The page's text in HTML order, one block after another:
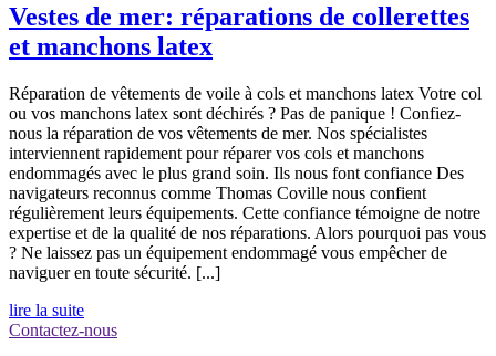
Vestes de mer: réparations de collerettes
et manchons latex
Réparation de vêtements de voile à cols et manchons latex Votre col
ou vos manchons latex sont déchirés ? Pas de panique ! Confiez-
nous la réparation de vos vêtements de mer. Nos spécialistes
interviennent rapidement pour réparer vos cols et manchons
endommagés avec le plus grand soin. Ils nous font confiance Des
navigateurs reconnus comme Thomas Coville nous confient
régulièrement leurs équipements. Cette confiance témoigne de notre
expertise et de la qualité de nos réparations. Alors pourquoi pas vous
? Ne laissez pas un équipement endommagé vous empêcher de
naviguer en toute sécurité. [...]
lire la suite
Contactez-nous